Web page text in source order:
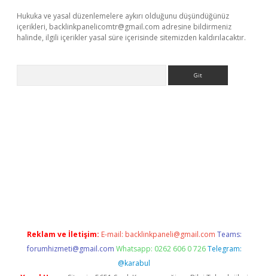
Hukuka ve yasal düzenlemelere aykırı olduğunu düşündüğünüz
içerikleri, backlinkpanelicomtr@gmail.com adresine bildirmeniz
halinde, ilgili içerikler yasal süre içerisinde sitemizden kaldırılacaktır.
Reklam ve İletişim: E-mail: backlinkpaneli@gmail.com Teams:
forumhizmeti@gmail.com Whatsapp: 0262 606 0 726 Telegram:
@karabul